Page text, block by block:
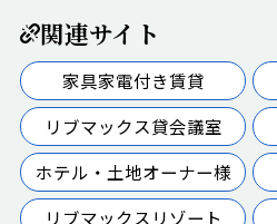
関連サイト
家具家電付き賃貸
リブマックス貸会議室
ホテル・土地オーナー様
リブマックスリゾート